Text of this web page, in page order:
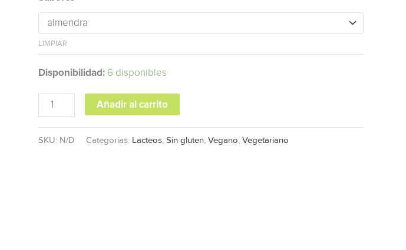
LIMPIAR
Disponibilidad: 6 disponibles
Sin
Gluten
1lt
Añadir al carrito
SKU: N/D Categorías: Lacteos, Sin gluten, Vegano, Vegetariano